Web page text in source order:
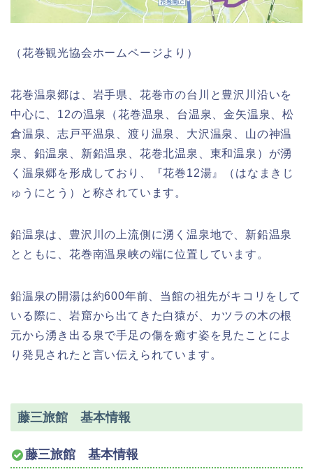
（花巻観光協会ホームページより）
花巻温泉郷は、岩手県、花巻市の台川と豊沢川沿いを
中心に、12の温泉（花巻温泉、台温泉、金矢温泉、松
倉温泉、志戸平温泉、渡り温泉、大沢温泉、山の神温
泉、鉛温泉、新鉛温泉、花巻北温泉、東和温泉）が湧
く温泉郷を形成しており、『花巻12湯』（はなまきじ
ゅうにとう）と称されています。
鉛温泉は、豊沢川の上流側に湧く温泉地で、新鉛温泉
とともに、花巻南温泉峡の端に位置しています。
鉛温泉の開湯は約600年前、当館の祖先がキコリをして
いる際に、岩窟から出てきた白猿が、カツラの木の根
元から湧き出る泉で手足の傷を癒す姿を見たことによ
り発見されたと言い伝えられています。
藤三旅館 基本情報
藤三旅館 基本情報